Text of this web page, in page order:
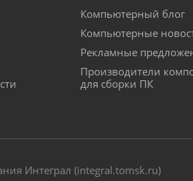
Компьютерный блог
Компьютерные
Рекламные
Производители
для сборки ПК
Интеграл (integral.tomsk.ru)